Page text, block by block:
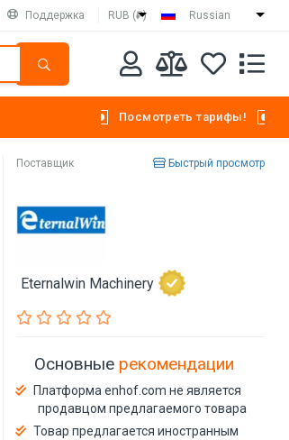
Поддержка RUB (₽) Russian
Посмотреть тарифы!
Поставщик Быстрый просмотр
Eternalwin Machinery
Основные рекомендации
Платформа enhof.com не является
продавцом предлагаемого товара
Товар предлагается иностранным